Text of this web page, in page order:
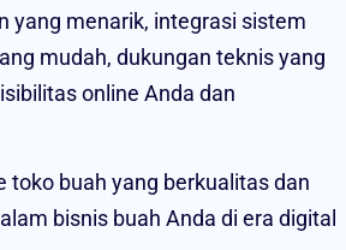
yang menarik, integrasi sistem
mudah, dukungan teknis yang
online Anda dan
toko buah yang berkualitas dan
bisnis buah Anda di era digital